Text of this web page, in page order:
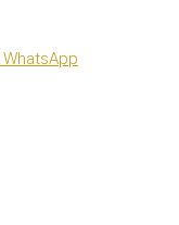
WhatsApp